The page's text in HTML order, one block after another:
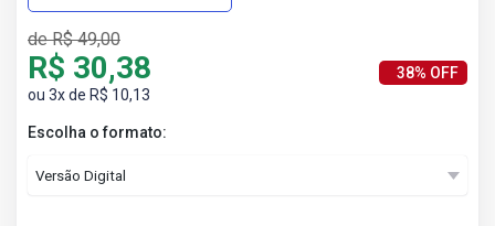
de R$ 49,00
R$ 30,38
ou 3x de R$ 10,13
38% OFF
Escolha o formato: